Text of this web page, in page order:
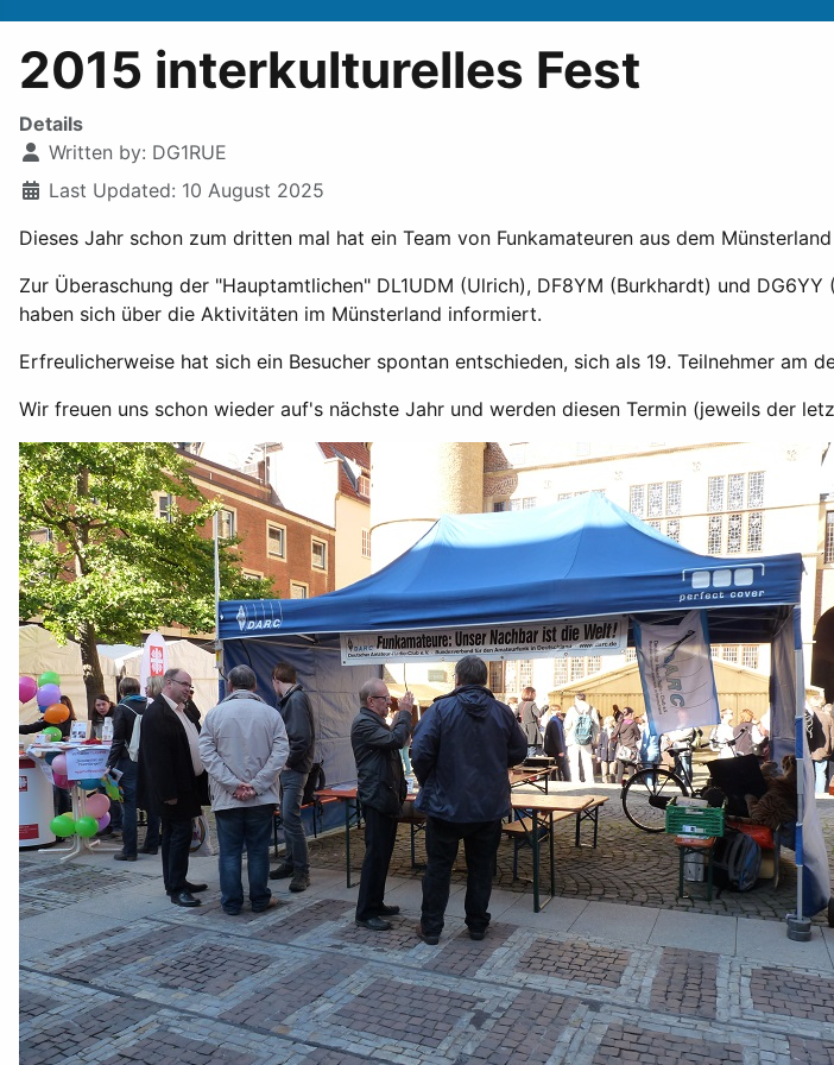
2015 interkulturelles Fest
Details
Written by: DG1RUE
Last Updated: 10 August 2025
Dieses Jahr schon zum dritten mal hat ein Team von Funkamateuren aus dem
Zur Überaschung der "Hauptamtlichen" DL1UDM (Ulrich), DF8YM (Burkhardt) und
haben sich über die Aktivitäten im Münsterland informiert.
Erfreulicherweise hat sich ein Besucher spontan entschieden, sich als 19. Teilnehmer am
Wir freuen uns schon wieder auf's nächste Jahr und werden diesen Termin (jeweils der